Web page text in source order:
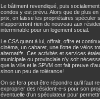
Le bâtiment revendiqué, puis
condos y est prévu. Alors que de plus
prix, on laisse les propriétaires spéculer
n'apporteront rien de nouveau aux
interminable pour un logement social.
Le CSA quant à lui, offrait, offre et
cinéma, un cabaret, une flotte de vélos
alternatifs. Ces activités et services
municipale ou provinciale n'y soit
que la ville et le SPVM ont fait preuve
sinon un peu de tolérance!
On se fera peut être répondre qu'il faut
exproprier des résident-e-s pour son
éventuelle d'un spéculateur pour